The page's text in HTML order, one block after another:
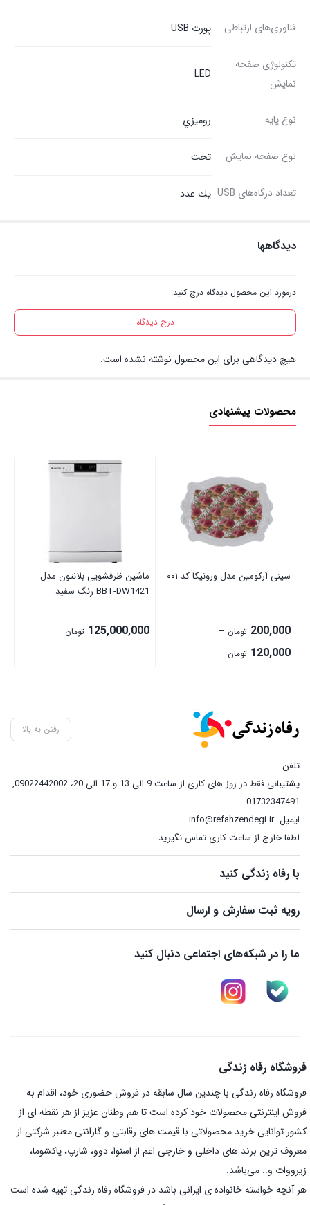
فناوری‌های ارتباطی پورت USB
تکنولوژی صفحه
نمایش
LED
نوع پایه روميزي
نوع صفحه نمایش تخت
تعداد درگاه‌های USB يك عدد
دیدگاهها
درمورد این محصول دیدگاه درج کنید.
درج دیدگاه
هیچ دیدگاهی برای این محصول نوشته نشده است.
محصولات پیشنهادی
سینی آرکومین مدل ورونیکا کد ۰۰۱
200,000 تومان –
120,000 تومان
through
200,000 تومان
ماشین ظرفشویی بلانتون مدل
BBT-DW1421 رنگ سفید
125,000,000 تومان
رفتن به بالا
تلفن
پشتیبانی فقط در روز های کاری از ساعت 9 الی 13 و 17 الی 20، 09022442002
,
01732347491
ایمیلinfo@refahzendegi.ir
لطفا خارج از ساعت کاری تماس نگیرید.
با رفاه زندگی کنید
رویه ثبت سفارش و ارسال
ما را در شبکه‌های اجتماعی دنبال کنید
فروشگاه رفاه زندگی
فروشگاه رفاه زندگی با چندین سال سابقه در فروش حضوری خود، اقدام به
فروش اینترنتی محصولات خود کرده است تا هم وطنان عزیز از هر نقطه ای از
کشور توانایی خرید محصولاتی با قیمت های رقابتی و گارانتی معتبر شرکتی از
معروف ترین برند های داخلی و خارجی اعم از اسنوا، دوو، شارپ، پاکشوما،
زیرووات و.. می‌باشد.
هر آنچه خواسته خانواده ی ایرانی باشد در فروشگاه رفاه زندگی تهیه شده است